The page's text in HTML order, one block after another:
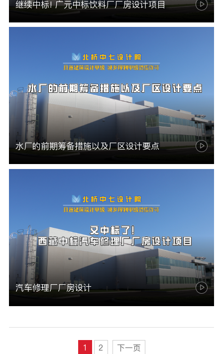
继续中标! 广元中标饮料厂厂房设计项目
水厂的前期筹备措施以及厂区设计要点
汽车修理厂厂房设计
1 2 下一页